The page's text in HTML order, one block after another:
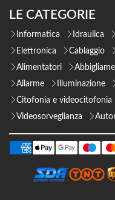
LE CATEGORIE
Informatica Idraulica
Elettronica
Cablaggio
Alimentatori
Allarme
Illuminazione
Citofonia e videocitofonia
Videosorveglianza